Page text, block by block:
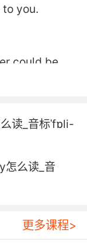
you.
could be.
up in this
are in the
里
读_音标ˈfɒli-
么读_音
更多课程>